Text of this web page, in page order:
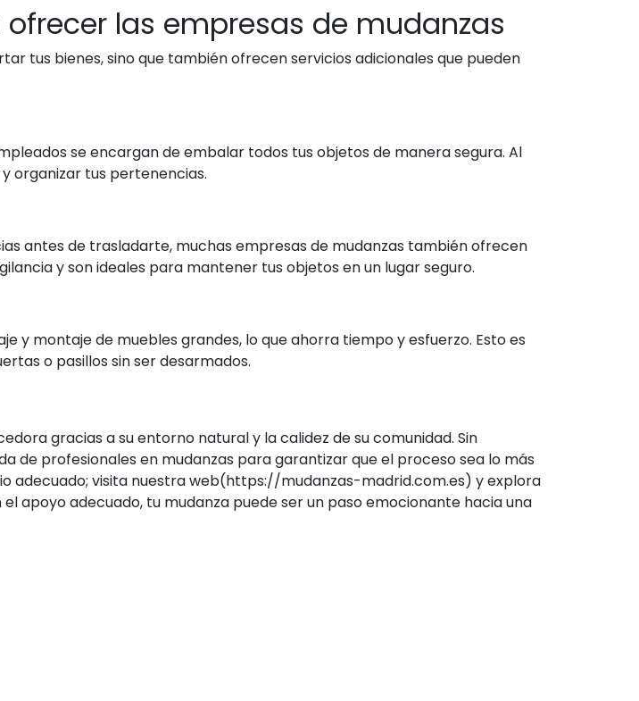
las empresas de mudanzas
tus bienes, sino que también ofrecen servicios adicionales que pueden
se encargan de embalar todos tus objetos de manera segura. Al
organizar tus pertenencias.
antes de trasladarte, muchas empresas de mudanzas también ofrecen
y son ideales para mantener tus objetos en un lugar seguro.
y montaje de muebles grandes, lo que ahorra tiempo y esfuerzo. Esto es
o pasillos sin ser desarmados.
gracias a su entorno natural y la calidez de su comunidad. Sin
profesionales en mudanzas para garantizar que el proceso sea lo más
adecuado; visita nuestra web(https://mudanzas-madrid.com.es) y explora
apoyo adecuado, tu mudanza puede ser un paso emocionante hacia una